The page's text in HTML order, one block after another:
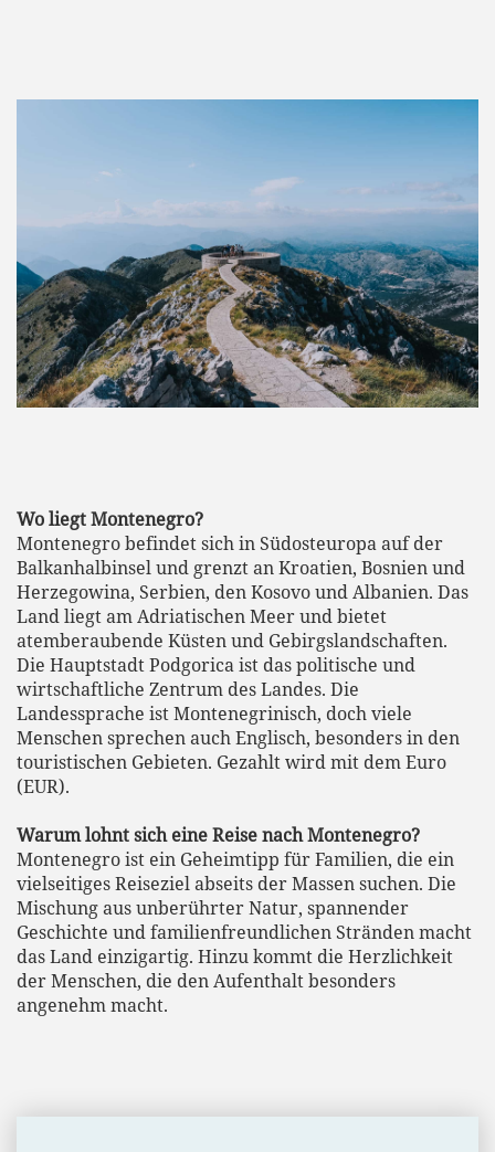
Wo liegt Montenegro?
Montenegro befindet sich in Südosteuropa auf der
Balkanhalbinsel und grenzt an Kroatien, Bosnien und
Herzegowina, Serbien, den Kosovo und Albanien. Das
Land liegt am Adriatischen Meer und bietet
atemberaubende Küsten und Gebirgslandschaften.
Die Hauptstadt Podgorica ist das politische und
wirtschaftliche Zentrum des Landes. Die
Landessprache ist Montenegrinisch, doch viele
Menschen sprechen auch Englisch, besonders in den
touristischen Gebieten. Gezahlt wird mit dem Euro
(EUR).
Warum lohnt sich eine Reise nach Montenegro?
Montenegro ist ein Geheimtipp für Familien, die ein
vielseitiges Reiseziel abseits der Massen suchen. Die
Mischung aus unberührter Natur, spannender
Geschichte und familienfreundlichen Stränden macht
das Land einzigartig. Hinzu kommt die Herzlichkeit
der Menschen, die den Aufenthalt besonders
angenehm macht.